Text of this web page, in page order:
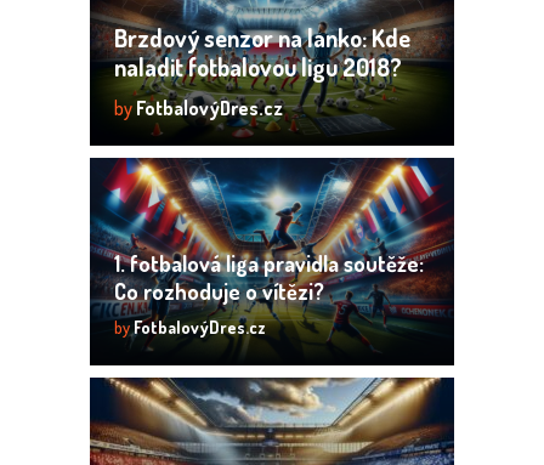
Brzdový senzor na lanko: Kde
naladit fotbalovou ligu 2018?
by FotbalovýDres.cz
1. fotbalová liga pravidla soutěže:
Co rozhoduje o vítězi?
byFotbalovýDres.cz